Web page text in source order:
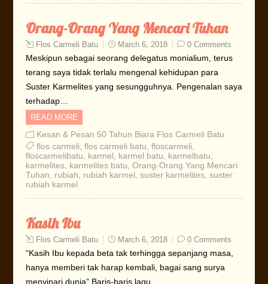
Orang-Orang Yang Mencari Tuhan
Flos Carmeli Batu March 6, 2018 0 Comments
Meskipun sebagai seorang delegatus monialium, terus
terang saya tidak terlalu mengenal kehidupan para
Suster Karmelites yang sesungguhnya. Pengenalan saya
terhadap…
READ MORE
Kesan & Pesan 50 Tahun Biara Flos Carmeli Batu
flos carmeli flos carmeli batu floscarmeli
floscarmelibatu
karmel karmel batu karmelbatu
karmelites, karmelites batu Orang-Orang Yang Mencari
Tuhan
rubiah rubiah karmel suster karmelites, suster
rubiah karmel
Kasih Ibu
Flos Carmeli Batu March 6, 2018 0 Comments
“Kasih Ibu kepada beta tak terhingga sepanjang masa,
hanya memberi tak harap kembali, bagai sang surya
menyinari dunia” Baris-baris lagu…